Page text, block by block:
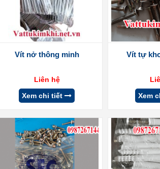
Vít nở thông minh
Liên hệ
Xem chi tiết
Vít tự
Xem